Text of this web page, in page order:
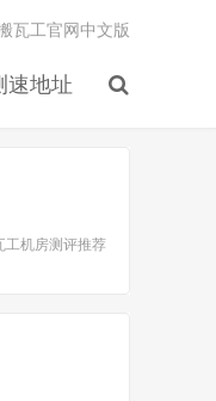
地址
瓦工官网中文版
工机房测评推荐